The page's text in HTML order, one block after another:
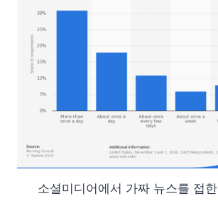
소셜미디어에서 가짜 뉴스를 접